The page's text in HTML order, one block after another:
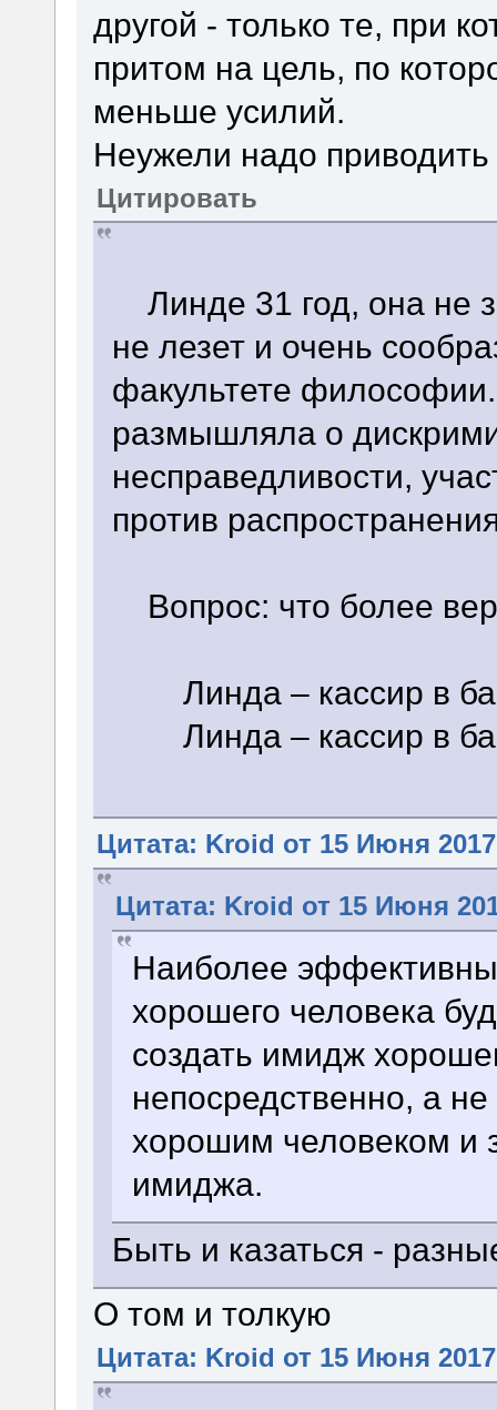
другой - только те, при
притом на цель, по
меньше усилий.
Неужели надо
Цитировать
Линде 31 год, она не
не лезет и очень
факультете
размышляла о
несправедливости,
против
Вопрос: что более
Линда – кассир в
Линда – кассир в
Цитата: Kroid от 15 Июня
Цитата: Kroid от 15 Июня
Наиболее
хорошего человека
создать имидж
непосредственно, а
хорошим человеком и
имиджа.
Быть и казаться -
О том и толкую
Цитата: Kroid от 15 Июня